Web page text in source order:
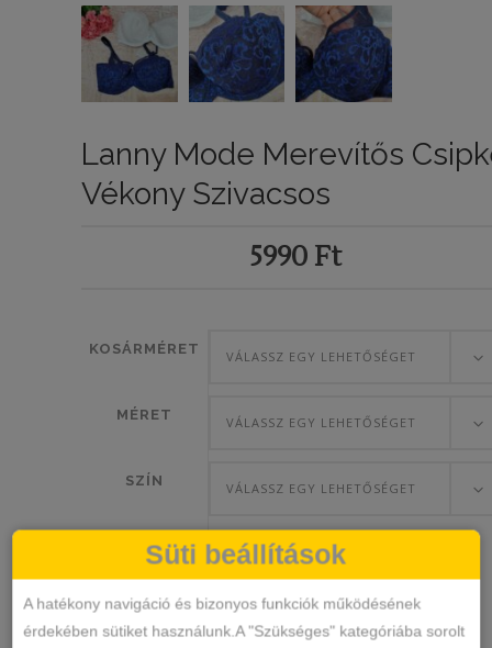
Lanny Mode Merevítős
Vékony Szivacsos
5990 Ft
KOSÁRMÉRET VÁLASSZ EGY LEHETŐSÉGET
MÉRET VÁLASSZ EGY LEHETŐSÉGET
SZÍN VÁLASSZ EGY LEHETŐSÉGET
Lanny
mode
Süti beállítások
A hatékony navigáció és bizonyos funkciók működésének
érdekében sütiket használunk.A "Szükséges" kategóriába sorolt